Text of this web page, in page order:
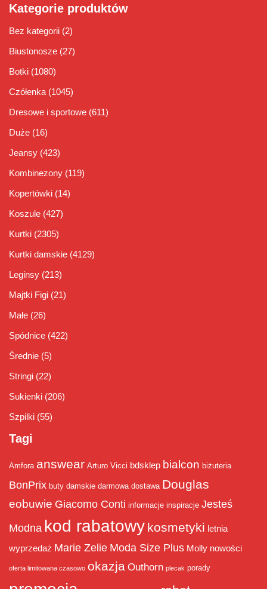
Kategorie produktów
Bez kategorii (2)
Biustonosze (27)
Botki (1080)
Czółenka (1045)
Dresowe i sportowe (611)
Duże (16)
Jeansy (423)
Kombinezony (119)
Kopertówki (14)
Koszule (427)
Kurtki (2305)
Kurtki damskie (4129)
Leginsy (213)
Majtki Figi (21)
Małe (26)
Spódnice (422)
Średnie (5)
Stringi (22)
Sukienki (206)
Szpilki (55)
Tagi
Amfora answear Arturo Vicci bdsklep bialcon biżuteria
BonPrix buty damskie darmowa dostawa Douglas
eobuwie Giacomo Conti informacje inspiracje Jesteś
Modna kod rabatowy kosmetyki letnia
wyprzedaż Marie Zelie Moda Size Plus Molly nowości
oferta limitowana czasowo okazja Outhorn plecak porady